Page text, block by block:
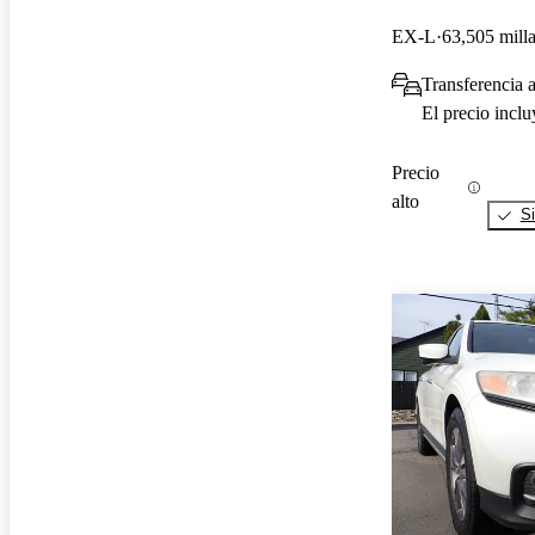
EX-L 63,505
Transferencia
El precio
Precio
alto